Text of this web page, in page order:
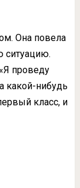
Она повела
ситуацию.
проведу
какой-нибудь
класс, и